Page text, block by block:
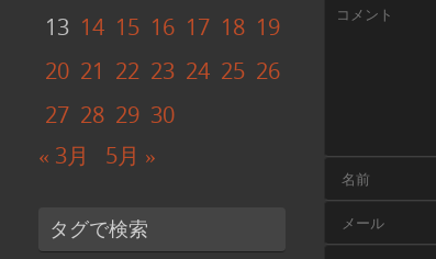
13 14 15 16 17 18 19
20 21 22 23 24 25 26
27 28 29 30
« 3月
5月 »
タグで検索